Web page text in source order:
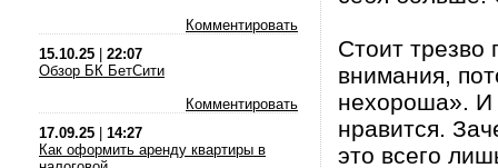
Комментировать
15.10.25
22:07
Обзор БК БетСити
Комментировать
17.09.25
14:27
Как оформить аренду квартиры в
Стоит трезво
внимания,
нехороша». И
нравится.
это всего